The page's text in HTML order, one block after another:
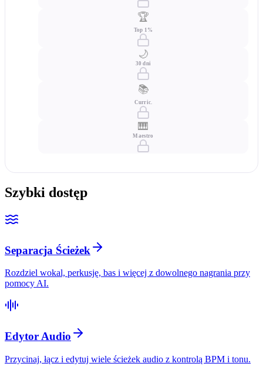
🏆
Top 1%
🌙
30 dni
📚
Curric.
🎹
Maestro
Szybki dostęp
Separacja Ścieżek
Rozdziel wokal, perkusję, bas i więcej z dowolnego nagrania przy
pomocy AI.
Edytor Audio
Przycinaj, łącz i edytuj wiele ścieżek audio z kontrolą BPM i tonu.